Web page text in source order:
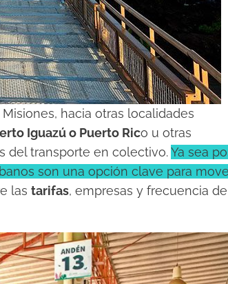
hacia otras localidades
Iguazú o Puerto Rico u otras
del transporte en colectivo.Ya sea
son una opción clave para
las tarifas, empresas y frecuencia